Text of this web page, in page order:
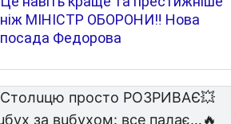
ніж МІНІСТР ОБОРОНИ‼ Нова
посада Федорова